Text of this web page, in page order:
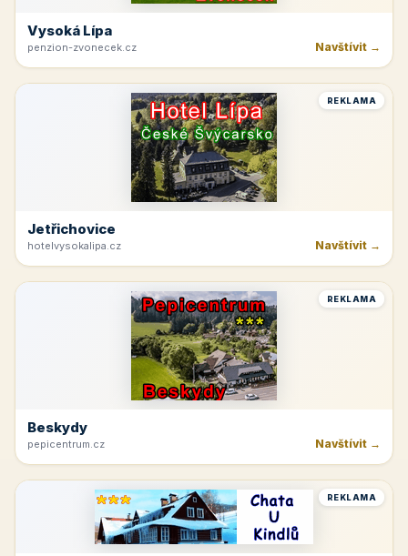
Vysoká Lípa
penzion-zvonecek.cz Navštívit →
REKLAMA
Jetřichovice
hotelvysokalipa.cz Navštívit →
REKLAMA
Beskydy
pepicentrum.cz Navštívit →
REKLAMA